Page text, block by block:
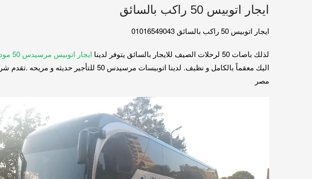
ايجار اتوبيس 50 راكب بالسائق
ايجار اتوبيس 50 راكب بالسائق 01016549043
لذلك باصات 50 لرحلات الصيف للايجار بالسائق يتوفر لدينا ايجار اتوبيس مرسيدس 50 موديل 600
مصر